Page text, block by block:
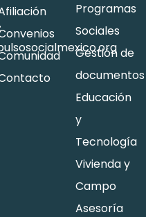
Programas
Sociales
Gestión de
documentos
Educación
y
Tecnología
Vivienda y
Campo
Asesoría